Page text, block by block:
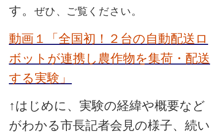
す。
ぜひ、ご覧ください。
動画１「全国初！２台の自動配送ロ
ボットが連携し農作物を集荷・配送
する実験」
↑はじめに、実験の経緯や概要など
がわかる市長記者会見の様子、続い